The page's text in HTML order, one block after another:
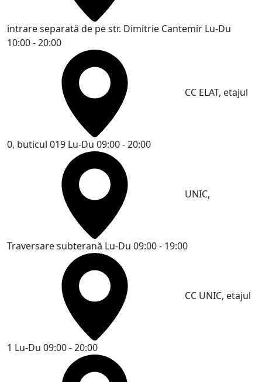
intrare separată de pe str. Dimitrie Cantemir Lu-Du
10:00 - 20:00
CC ELAT, etajul
0, buticul 019 Lu-Du 09:00 - 20:00
UNIC,
Traversare subterană Lu-Du 09:00 - 19:00
CC UNIC, etajul
1 Lu-Du 09:00 - 20:00